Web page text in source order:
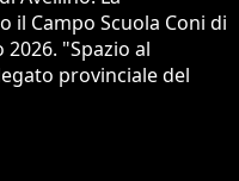
il Campo Scuola Coni di
"Spazio al
provinciale del